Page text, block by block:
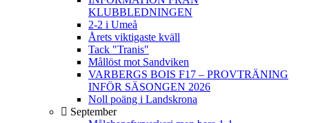
KLUBBLEDNINGEN
2-2 i Umeå
Årets viktigaste kväll
Tack "Tranis"
Mållöst mot Sandviken
VARBERGS BOIS F17 – PROVTRÄNING
INFÖR SÄSONGEN 2026
Noll poäng i Landskrona
September